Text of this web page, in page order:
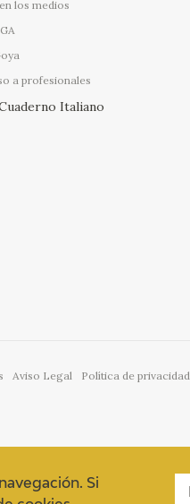
los medios
a profesionales
Italiano
Aviso Legal Política de privacidad
Si